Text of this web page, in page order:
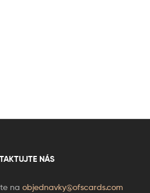
NÁS
na objednavky@ofscards.com